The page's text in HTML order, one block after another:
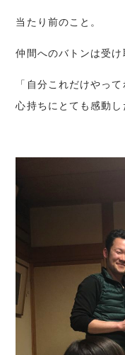
当たり前のこと。
仲間へのバトンは受け
「自分これだけやっ
心持ちにとても感動し